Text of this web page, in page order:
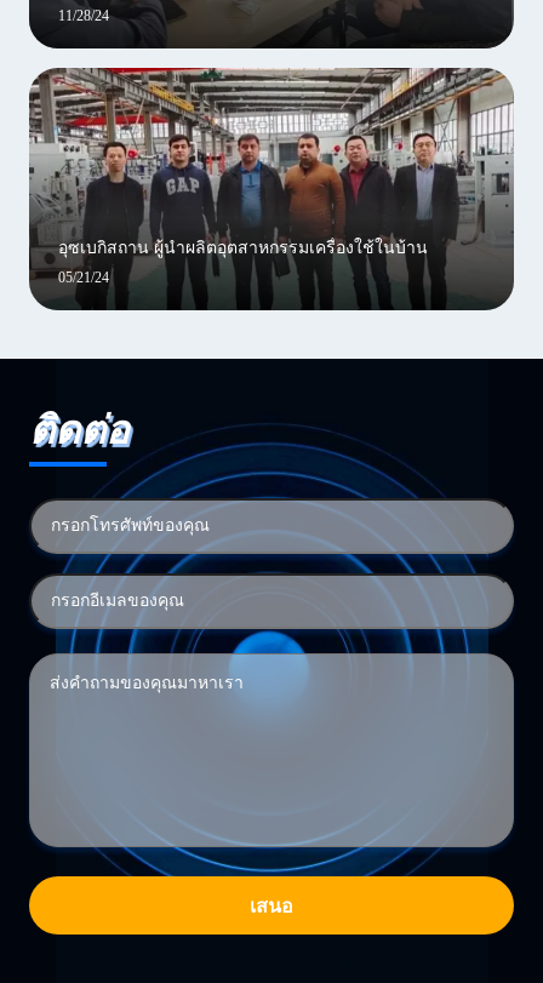
11/28/24
อุซเบกิสถาน ผู้นําผลิตอุตสาหกรรมเครื่องใช้ในบ้าน
05/21/24
ติดต่อ
เสนอ